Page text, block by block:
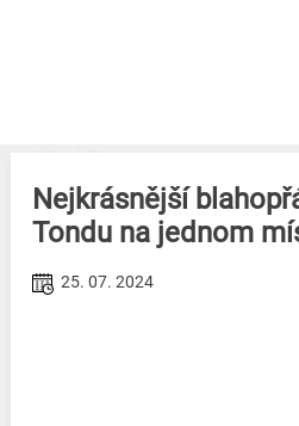
Nejkrásnější
Tondu na jednom
25. 07. 2024